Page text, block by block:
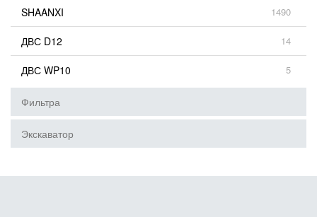
SHAANXI 1490
ДВС D12 14
ДВС WP10 5
Фильтра
Экскаватор